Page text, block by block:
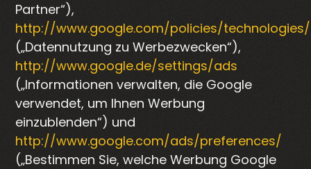
Partner“),
http://www.google.com/policies/
(„Datennutzung zu Werbezwecken“),
http://www.google.de/settings/ads
(„Informationen verwalten, die Google
verwendet, um Ihnen Werbung
einzublenden“) und
http://www.google.com/ads/preferences/
(„Bestimmen Sie, welche Werbung Google